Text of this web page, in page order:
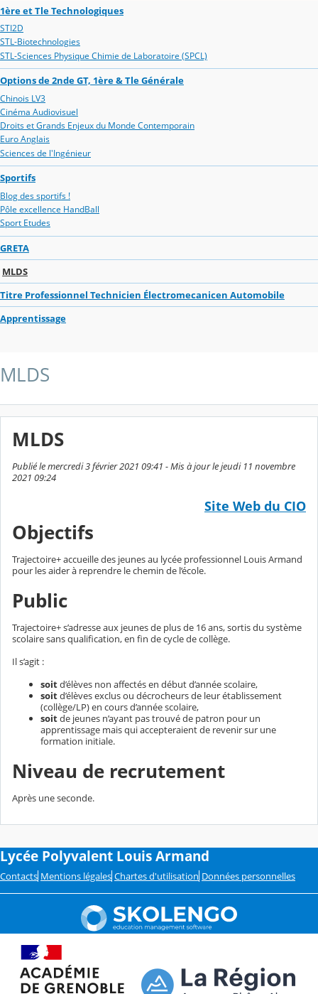
1ère et Tle Technologiques
STI2D
STL-Biotechnologies
STL-Sciences Physique Chimie de Laboratoire (SPCL)
Options de 2nde GT, 1ère & Tle Générale
Chinois LV3
Cinéma Audiovisuel
Droits et Grands Enjeux du Monde Contemporain
Euro Anglais
Sciences de l'Ingénieur
Sportifs
Blog des sportifs !
Pôle excellence HandBall
Sport Etudes
GRETA
MLDS
Titre Professionnel Technicien Électromecanicen Automobile
Apprentissage
MLDS
MLDS
Publié le mercredi 3 février 2021 09:41 - Mis à jour le jeudi 11 novembre
2021 09:24
Site Web du CIO
Objectifs
Trajectoire+ accueille des jeunes au lycée professionnel Louis Armand
pour les aider à reprendre le chemin de l’école.
Public
Trajectoire+ s’adresse aux jeunes de plus de 16 ans, sortis du système
scolaire sans qualification, en fin de cycle de collège.
Il s’agit :
soitd’élèves non affectés en début d’année scolaire,
soitd’élèves exclus ou décrocheurs de leur établissement
(collège/LP) en cours d’année scolaire,
soitde jeunes n’ayant pas trouvé de patron pour un
apprentissage mais qui accepteraient de revenir sur une
formation initiale.
Niveau de recrutement
Après une seconde.
Lycée Polyvalent Louis Armand
Contacts Mentions légales Chartes d'utilisation Données personnelles